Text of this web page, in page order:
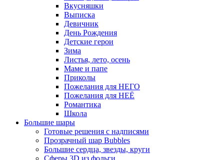
Вкусняшки
Выписка
Девичник
День Рождения
Детские герои
Зима
Листья, лето, осень
Маме и папе
Приколы
Пожелания для НЕГО
Пожелания для НЕЁ
Романтика
Школа
Большие шары
Готовые решения с надписями
Прозрачный шар Bubbles
Большие сердца, звезды, круги
Сферы 3D из фольги